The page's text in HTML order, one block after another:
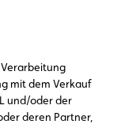
mit dem Verkauf
und/oder der
deren Partner,